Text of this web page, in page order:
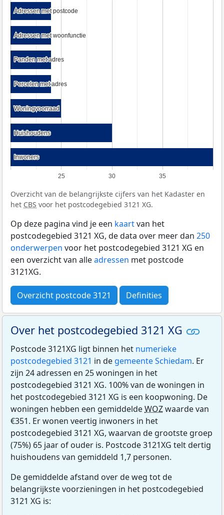
25 30 35
Adressen met postcode
Adressen met postcode
Adressen met woonfunctie
Adressen met woonfunctie
Panden met adres
Panden met adres
Percelen met adres
Percelen met adres
Woningvoorraad
Woningvoorraad
Huishoudens
Huishoudens
Inwoners
Inwoners
Overzicht van de belangrijkste cijfers van het Kadaster en
het CBS voor het postcodegebied 3121 XG.
Op deze pagina vind je een kaartvan het
postcodegebied 3121 XG, de data over meer dan 250
onderwerpen voor het postcodegebied 3121 XG en
een overzicht van alleadressen met postcode
3121XG.
Overzicht postcode 3121 Definities
Over het postcodegebied 3121 XG
Postcode 3121XG ligt binnen het numerieke
postcodegebied 3121 in de gemeente Schiedam. Er
zijn 24 adressen en 25 woningen in het
postcodegebied 3121 XG. 100% van de woningen in
het postcodegebied 3121 XG is een koopwoning. De
woningen hebben een gemiddeldeWOZwaarde van
€351. Er wonen veertig inwoners in het
postcodegebied 3121 XG, waarvan de grootste groep
(75%) 65 jaar of ouder is. Postcode 3121XG telt dertig
huishoudens van gemiddeld 1,7 personen.
De gemiddelde afstand over de weg tot de
belangrijkste voorzieningen in het postcodegebied
3121 XG is: